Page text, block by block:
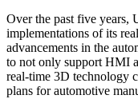
Over the past five years,
implementations of its
advancements in the
to not only support HMI
real-time 3D technology
plans for automotive